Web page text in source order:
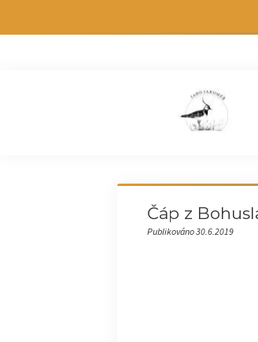
Čáp z
Publikováno 30.6.2019